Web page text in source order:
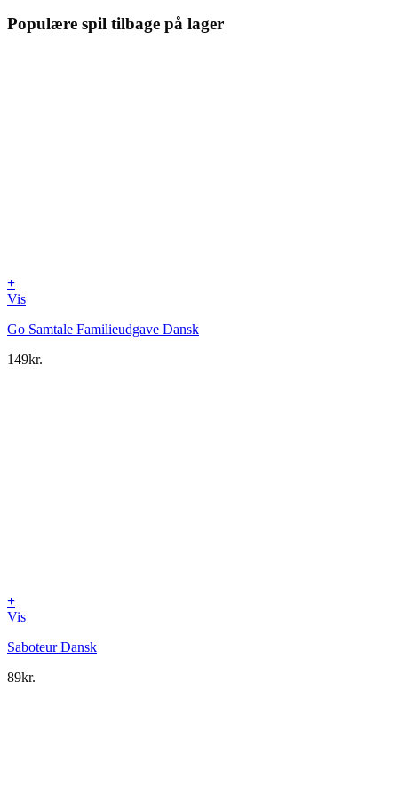
Populære spil tilbage på lager
+
Vis
Go Samtale Familieudgave Dansk
149kr.
+
Vis
Saboteur Dansk
89kr.